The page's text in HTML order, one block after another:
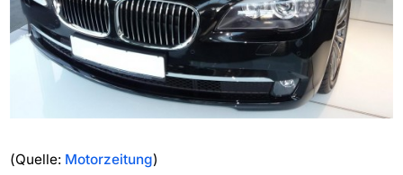
(Quelle: Motorzeitung)